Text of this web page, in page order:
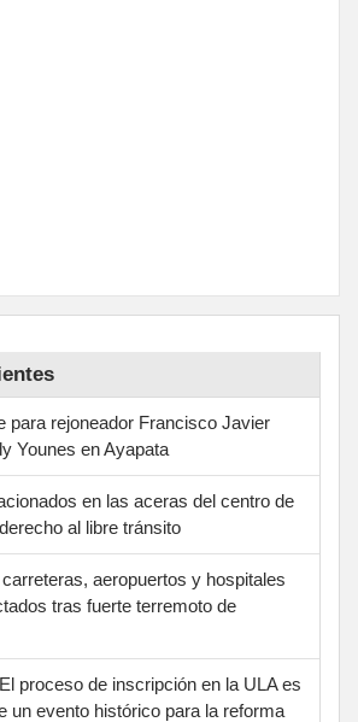
para rejoneador Francisco Javier
Younes en Ayapata
en las aceras del centro de
al libre tránsito
aeropuertos y hospitales
tras fuerte terremoto de
proceso de inscripción en la ULA es
un evento histórico para la reforma